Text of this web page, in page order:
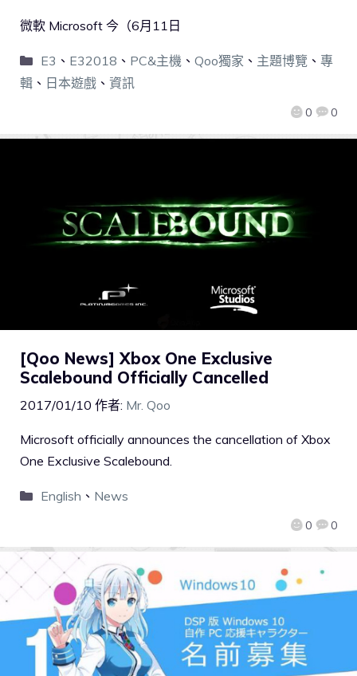
0 0
微軟 Microsoft 今（6月11日
E3 、 E32018 、 PC&主機 、 Qoo獨家 、 主題博覽 、 專
輯 、 日本遊戲 、 資訊
[Qoo News] Xbox One Exclusive
Scalebound Officially Cancelled
2017/01/10 作者: Mr. Qoo
0 0
Microsoft officially announces the cancellation of Xbox
One Exclusive Scalebound.
English 、 News